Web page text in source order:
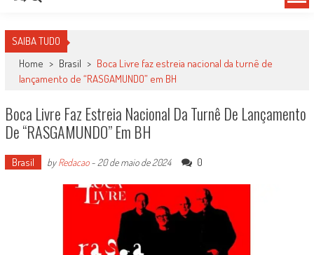
SAIBA TUDO
Home > Brasil > Boca Livre faz estreia nacional da turnê de
lançamento de “RASGAMUNDO” em BH
Boca Livre Faz Estreia Nacional Da Turnê De Lançamento
De “RASGAMUNDO” Em BH
Brasil byRedacao- 20 de maio de 2024 0